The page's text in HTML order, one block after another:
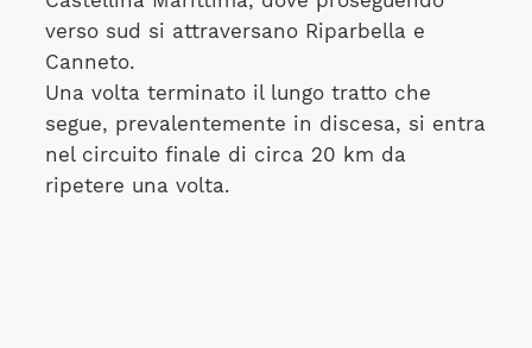
verso sud si attraversano Riparbella e
Canneto.
Una volta terminato il lungo tratto che
segue, prevalentemente in discesa, si entra
nel circuito finale di circa 20 km da
ripetere una volta.